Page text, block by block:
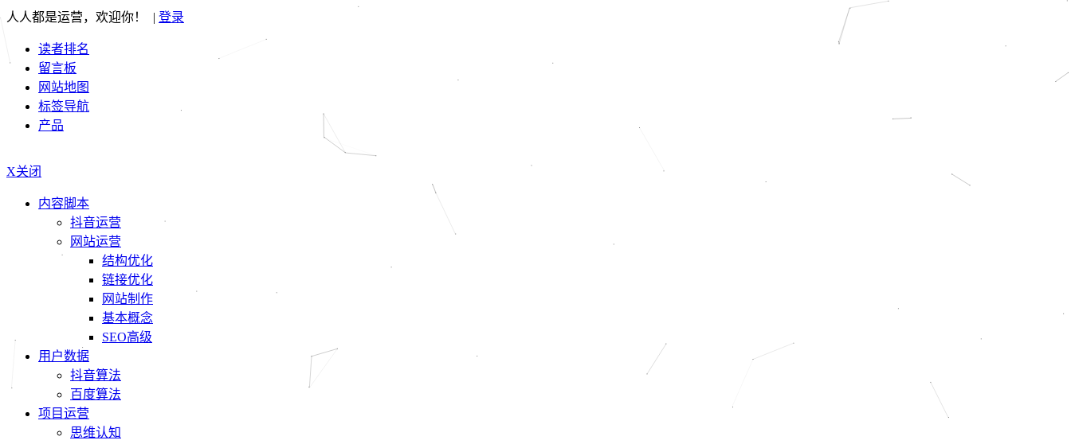
人人都是运营，欢迎你！ | 登录
读者排名
留言板
网站地图
标签导航
产品
X关闭
内容脚本
抖音运营
网站运营
结构优化
链接优化
网站制作
基本概念
SEO高级
用户数据
抖音算法
百度算法
项目运营
思维认知